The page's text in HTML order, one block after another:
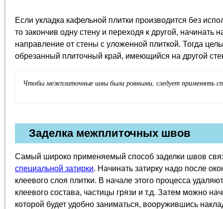
Если укладка кафельной плитки производится без
то закончив одну стену и переходя к другой, начинать
направление от стены с уложенной плиткой. Тогда
обрезанный плиточный край, имеющийся на другой
Чтобы межплиточные швы были ровными, следует применять
Заделка межплиточных швов
Самый широко применяемый способ заделки швов
специальной затирки. Начинать затирку надо после
клеевого слоя плитки. В начале этого процесса
клеевого состава, частицы грязи и т.д. Затем можно
которой будет удобно заниматься, вооружившись